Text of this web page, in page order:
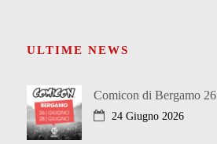
ULTIME NEWS
Comicon di Bergamo 26
24 Giugno 2026